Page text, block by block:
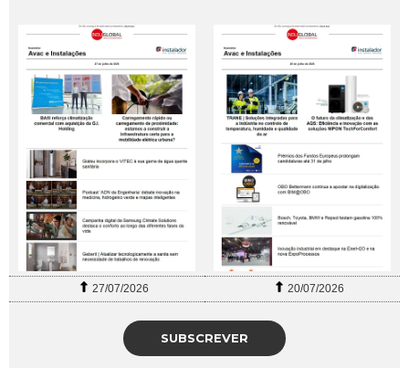
27/07/2026 20/07/2026
SUBSCREVER